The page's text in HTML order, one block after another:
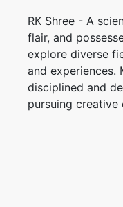
RK Shree - A
flair, and
explore diverse
and experiences.
disciplined and
pursuing